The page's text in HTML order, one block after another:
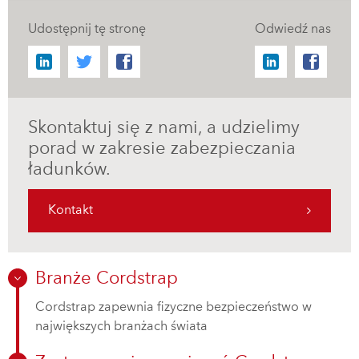
Udostępnij tę stronę Odwiedź nas
Skontaktuj się z nami, a udzielimy
porad w zakresie zabezpieczania
ładunków.
Kontakt
Branże Cordstrap
Cordstrap zapewnia fizyczne bezpieczeństwo w
największych branżach świata